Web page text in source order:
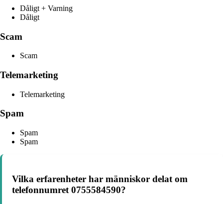
Dåligt + Varning
Dåligt
Scam
Scam
Telemarketing
Telemarketing
Spam
Spam
Spam
Vilka erfarenheter har människor delat om
telefonnumret 0755584590?